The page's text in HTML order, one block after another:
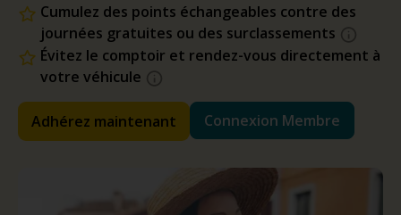
Cumulez des points échangeables contre des
journées gratuites ou des surclassements
Évitez le comptoir et rendez-vous directement à
votre véhicule
Adhérez maintenant Connexion Membre